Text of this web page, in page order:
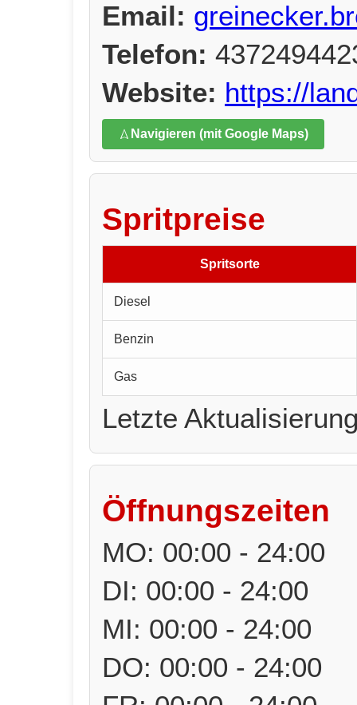
Email:
Telefon:
Website: https://
Navigieren (mit Google Maps)
Spritpreise
Spritsorte
Diesel
Benzin
Gas
Letzte
Öffnungszeiten
MO: 00:00 - 24:00
DI: 00:00 - 24:00
MI: 00:00 - 24:00
DO: 00:00 - 24:00